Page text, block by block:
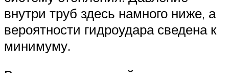
внутри труб здесь намного ниже, а
вероятности гидроудара сведена к
минимуму.